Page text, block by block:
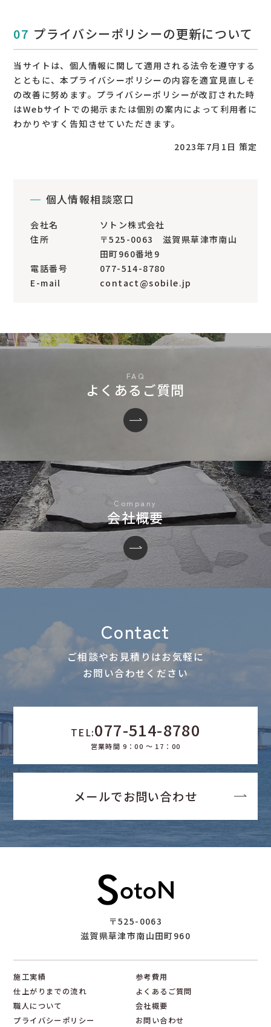
プライバシーポリシーの更新について
当サイトは、個人情報に関して適用される法令を遵守する
とともに、本プライバシーポリシーの内容を適宜見直しそ
の改善に努めます。プライバシーポリシーが改訂された時
はWebサイトでの掲示または個別の案内によって利用者に
わかりやすく告知させていただきます。
2023年7月1日 策定
個人情報相談窓口
会社名
ソトン株式会社
住所
〒525-0063 滋賀県草津市南山
田町960番地9
電話番号
077-514-8780
E-mail
contact@sobile.jp
よくあるご質問
会社概要
Contact
ご相談やお見積りはお気軽に
お問い合わせください
TEL:077-514-8780
営業時間 9：00 ～ 17：00
メールでお問い合わせ
〒525-0063
滋賀県草津市南山田町960
施工実績
参考費用
仕上がりまでの流れ
よくあるご質問
職人について
会社概要
プライバシーポリシー
お問い合わせ